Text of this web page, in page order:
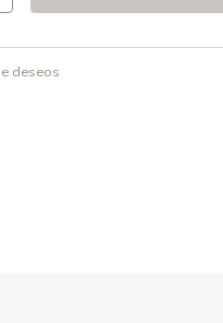
lavado en frío ó a 30º max. ,
deseos